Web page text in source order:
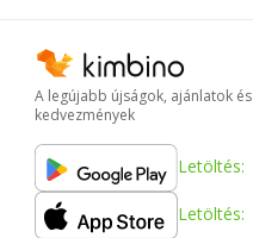
A legújabb újságok, ajánlatok és
kedvezmények
Letöltés:
Letöltés: